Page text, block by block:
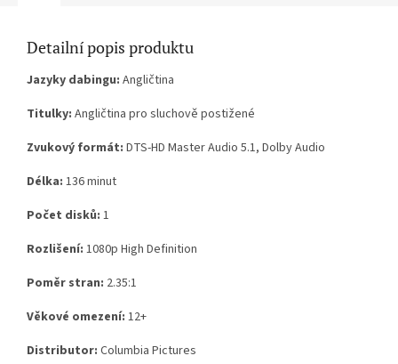
Detailní popis produktu
Jazyky dabingu: Angličtina
Titulky: Angličtina pro sluchově postižené
Zvukový formát: DTS-HD Master Audio 5.1, Dolby Audio
Délka: 136 minut
Počet disků: 1
Rozlišení: 1080p High Definition
Poměr stran: 2.35:1
Věkové omezení: 12+
Distributor: Columbia Pictures